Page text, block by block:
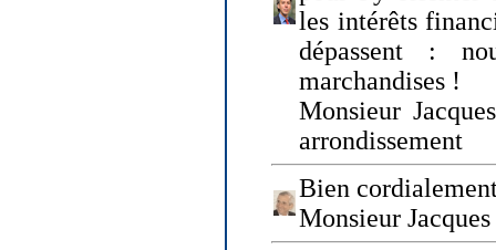
les intérêts
dépassent :
marchandises !
Monsieur
arrondissement
Bien
Monsieur